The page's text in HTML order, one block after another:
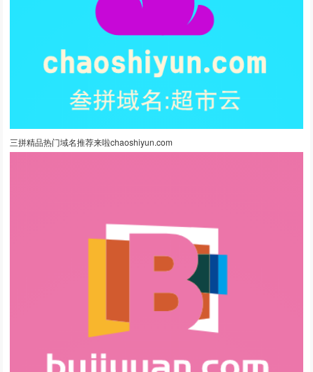
三拼精品热门域名推荐来啦chaoshiyun.com